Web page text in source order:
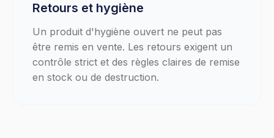
Retours et hygiène
Un produit d'hygiène ouvert ne peut pas
être remis en vente. Les retours exigent un
contrôle strict et des règles claires de remise
en stock ou de destruction.